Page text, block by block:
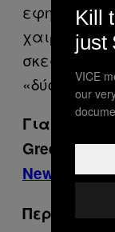
σκεφθείτε,
«δύο
Για τα
Greece,
Newsletter
Kill
just
VICE
our